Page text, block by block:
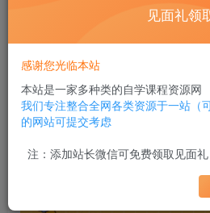
朋友圈不定时发福利（开通会员免
见面礼领
感谢您光临本站
本站是一家多种类的自学课程资源网
我们专注整合全网各类资源于一站（
的网站可提交考虑
注：添加站长微信可免费领取见面礼